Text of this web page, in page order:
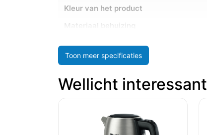
Kleur van het product
Materiaal behuizing
Prestatie
Instelbare thermostaat
Toon meer specificaties
Wellicht interessant